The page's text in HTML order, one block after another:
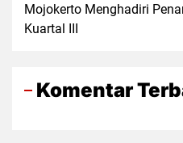
Mojokerto Menghadiri
Kuartal III
Komentar